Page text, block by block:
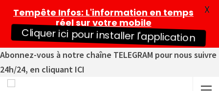
Abonnez-vous à notre chaîne TELEGRAM pour nous suivre
24h/24, en cliquant ICI
Tempête Infos: L'information en temps
réel sur votre mobile
Cliquer ici pour installer l'application
X